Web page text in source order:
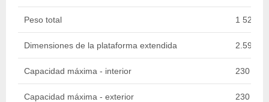
Peso total 1 520 kg
Dimensiones de la plataforma extendida 2.59 x
Capacidad máxima - interior 230 kg
Capacidad máxima - exterior 230 kg